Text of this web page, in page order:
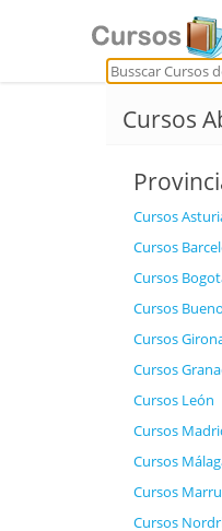
Cursos
Cursos
Cursos
Cursos
Cursos
Cursos
Cursos
Cursos León
Cursos
Cursos
Cursos
Cursos